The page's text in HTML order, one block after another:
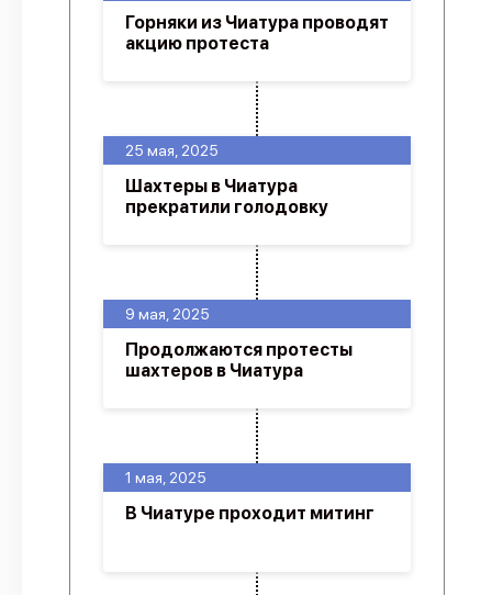
1 мая, 2025
В Чиатуре проходит митинг
9 мая, 2025
Продолжаются протесты
шахтеров в Чиатура
25 мая, 2025
Шахтеры в Чиатура
прекратили голодовку
Горняки из Чиатура проводят
акцию протеста